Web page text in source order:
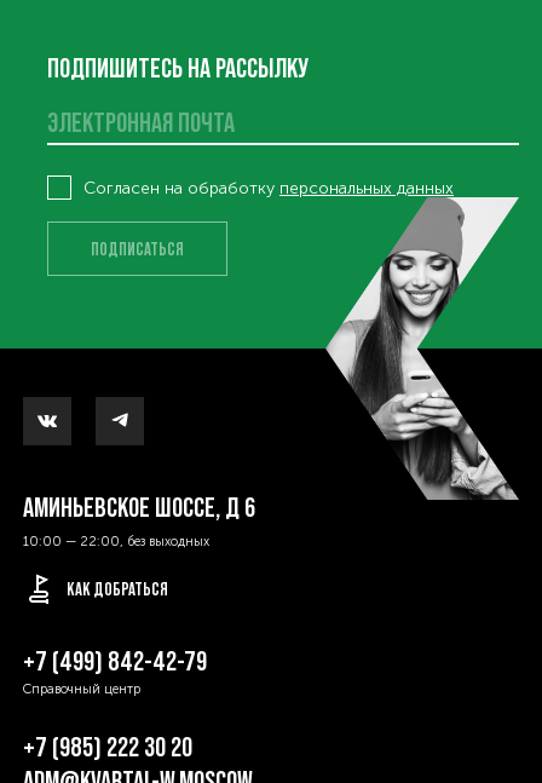
ПОДПИШИТЕСЬ НА РАССЫЛКУ
Согласен на обработку персональных данных
ПОДПИСАТЬСЯ
ОШИБКА. ПРОВЕРЬТЕ ПРАВИЛЬНО ЛИ ВЫ ЗАПОЛНИЛИ ПОЛЯ
АМИНЬЕВСКОЕ ШОССЕ, Д 6
10:00 — 22:00, без выходных
КАК ДОБРАТЬСЯ
+7 (499) 842-42-79
Справочный центр
+7 (985) 222 30 20